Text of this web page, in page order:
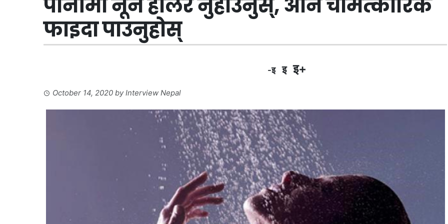
फाइदा पाउनुहोस्
-इ इ इ+
October 14, 2020 byInterview Nepal